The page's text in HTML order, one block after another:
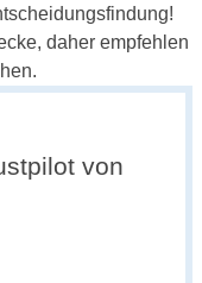
daher empfehlen
von